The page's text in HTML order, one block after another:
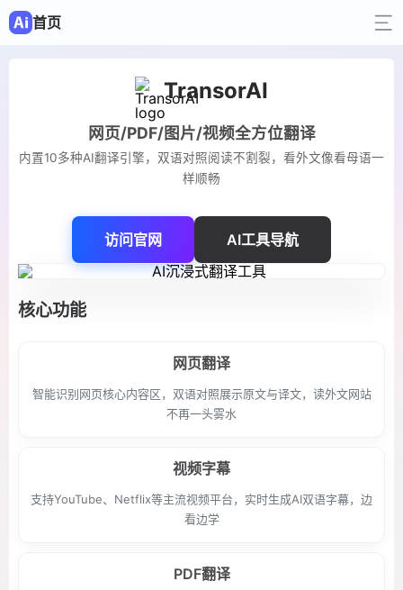
首页
TransorAI
网页/PDF/图片/视频全方位翻译
内置10多种AI翻译引擎，双语对照阅读不割裂，看外文像看母语一
样顺畅
访问官网 AI工具导航
核心功能
网页翻译
智能识别网页核心内容区，双语对照展示原文与译文，读外文网站
不再一头雾水
视频字幕
支持YouTube、Netflix等主流视频平台，实时生成AI双语字幕，边
看边学
PDF翻译